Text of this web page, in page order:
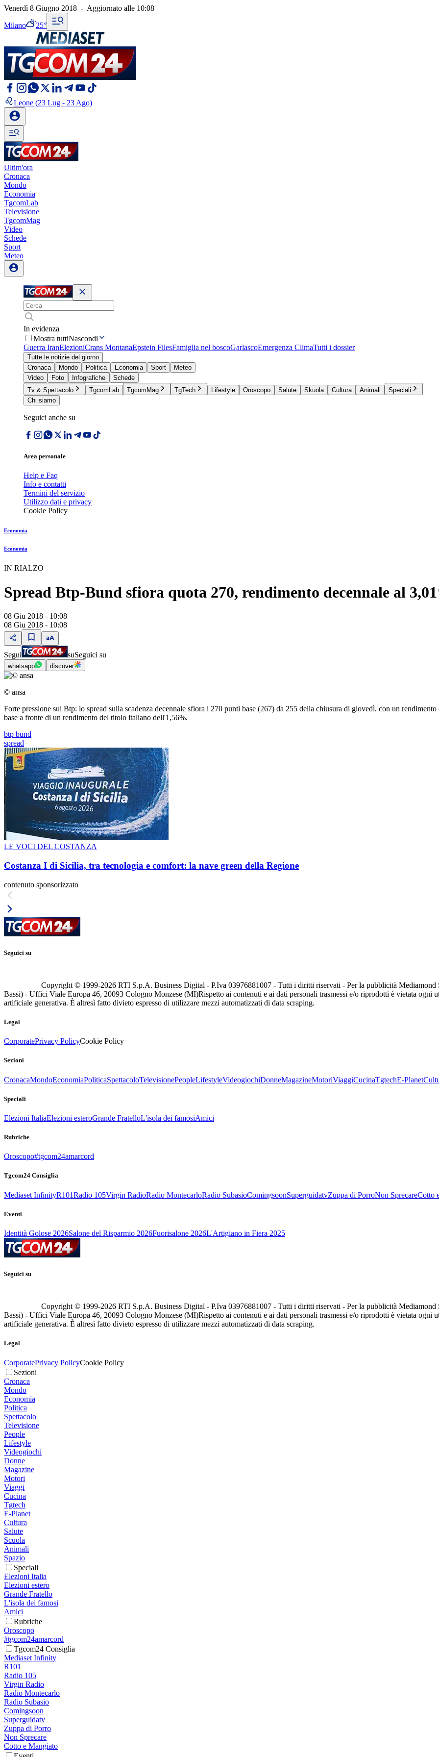
Venerdì 8 Giugno 2018 - Aggiornato alle 10:08
Milano 25°
Leone (23 Lug - 23 Ago)
Ultim'ora
Cronaca
Mondo
Economia
TgcomLab
Televisione
TgcomMag
Video
Schede
Sport
Meteo
In evidenza
Mostra tuttiNascondi
Guerra IranElezioniCrans MontanaEpstein FilesFamiglia nel boscoGarlascoEmergenza ClimaTutti i dossier
Tutte le notizie del giorno
Cronaca
Mondo Politica Economia Sport
Meteo
Video
Foto Infografiche
Schede
Tv & Spettacolo
TgcomLab TgcomMag TgTech Lifestyle Oroscopo Salute Skuola Cultura Animali
Speciali
Chi siamo
Seguici anche su
Area personale
Help e Faq
Info e contatti
Termini del servizio
Utilizzo dati e privacy
Cookie Policy
Economia
Economia
IN RIALZO
Spread Btp-Bund sfiora quota 270, rendimento decennale al
08 Giu 2018 - 10:08
08 Giu 2018 - 10:08
Segui suSeguici su
whatsapp discover
© ansa
Forte pressione sui Btp: lo spread sulla scadenza decennale sfiora i 270 punti base (267) da 255 della chiusura di giovedì, con un
base a fronte di un rendimento del titolo italiano dell'1,56%.
btp bund
spread
LE VOCI DEL COSTANZA
Costanza I di Sicilia, tra tecnologia e comfort: la nave green della Regione
contenuto sponsorizzato
Seguici su
Copyright © 1999-2026 RTI S.p.A. Business Digital - P.Iva 03976881007 - Tutti i diritti riservati - Per la pubblicità
Bassi) - Uffici Viale Europa 46, 20093 Cologno Monzese (MI)Rispetto ai contenuti e ai dati personali trasmessi e/o riprodotti è vietata ogni
artificiale generativa. È altresì fatto divieto espresso di utilizzare mezzi automatizzati di data scraping.
Legal
CorporatePrivacy PolicyCookie Policy
Sezioni
CronacaMondoEconomiaPoliticaSpettacoloTelevisionePeopleLifestyleVideogiochiDonneMagazineMotoriViaggiCucinaTgtechE-Planet
Speciali
Elezioni ItaliaElezioni esteroGrande FratelloL'isola dei famosiAmici
Rubriche
Oroscopo#tgcom24amarcord
Tgcom24 Consiglia
Mediaset InfinityR101Radio 105Virgin RadioRadio MontecarloRadio SubasioComingsoonSuperguidatvZuppa di PorroNon SprecareCotto
Eventi
Identità Golose 2026Salone del Risparmio 2026Fuorisalone 2026L'Artigiano in Fiera 2025
Seguici su
Copyright © 1999-2026 RTI S.p.A. Business Digital - P.Iva 03976881007 - Tutti i diritti riservati - Per la pubblicità
Bassi) - Uffici Viale Europa 46, 20093 Cologno Monzese (MI)Rispetto ai contenuti e ai dati personali trasmessi e/o riprodotti è vietata ogni
artificiale generativa. È altresì fatto divieto espresso di utilizzare mezzi automatizzati di data scraping.
Legal
CorporatePrivacy PolicyCookie Policy
Sezioni
Cronaca
Mondo
Economia
Politica
Spettacolo
Televisione
People
Lifestyle
Videogiochi
Donne
Magazine
Motori
Viaggi
Cucina
Tgtech
E-Planet
Cultura
Salute
Scuola
Animali
Spazio
Speciali
Elezioni Italia
Elezioni estero
Grande Fratello
L'isola dei famosi
Amici
Rubriche
Oroscopo
#tgcom24amarcord
Tgcom24 Consiglia
Mediaset Infinity
R101
Radio 105
Virgin Radio
Radio Montecarlo
Radio Subasio
Comingsoon
Superguidatv
Zuppa di Porro
Non Sprecare
Cotto e Mangiato